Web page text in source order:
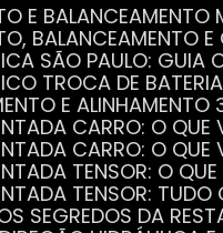
E
BALANCEAMENTO
SÃO PAULO: GUIA
TROCA DE
E
CARRO: O
CARRO: O
TENSOR: O
TENSOR:
OS SEGREDOS DA